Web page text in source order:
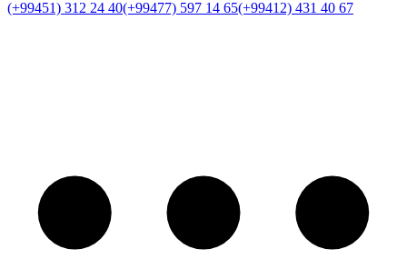
(+99451) 312 24 40(+99477) 597 14 65(+99412) 431 40 67